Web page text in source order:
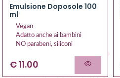
Emulsione Doposole 100
ml
Vegan
Adatto anche ai bambini
NO parabeni, siliconi
€ 11.00